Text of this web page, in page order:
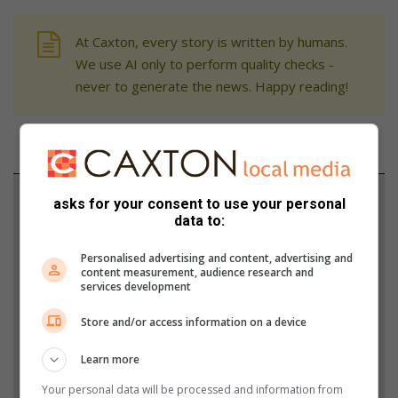
At Caxton, every story is written by humans.
We use AI only to perform quality checks -
never to generate the news. Happy reading!
Support local journalism
from Lowvelder in Google News and Top Stories.
Add as a preferred source on Google
Follow on Google News
asks for your consent to use your personal
data to:
Personalised advertising and content, advertising and
content measurement, audience research and
services development
Store and/or access information on a device
Learn more
Your personal data will be processed and information from